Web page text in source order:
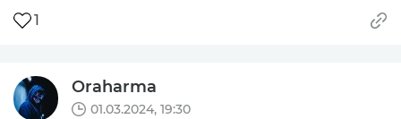
1
Oraharma
01.03.2024, 19:30